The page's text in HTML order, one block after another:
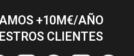
+10M€/AÑO
CLIENTES